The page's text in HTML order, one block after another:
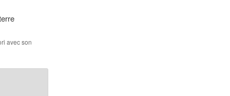
avec son